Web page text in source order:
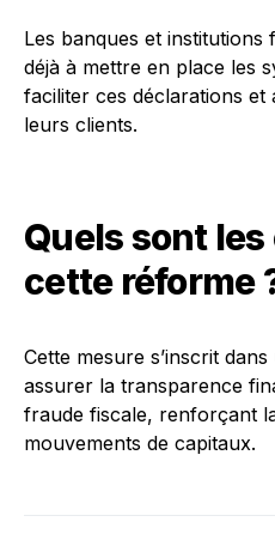
Les banques et
déjà à mettre en place les
faciliter ces déclarations
leurs clients.
Quels sont
cette réforme
Cette mesure s’inscrit
assurer la transparence
fraude fiscale, renforçant
mouvements de capitaux.